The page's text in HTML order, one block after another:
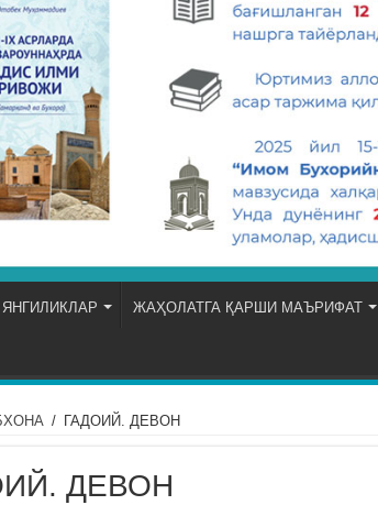
ЯНГИЛИКЛАР ЖАҲОЛАТГА ҚАРШИ МАЪРИФАТ
/ ГАДОИЙ. ДЕВОН
ДЕВОН